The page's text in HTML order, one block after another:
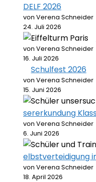
DELF 2026
von Verena Schneider
24. Juli 2026
von Verena Schneider
16. Juli 2026
Schulfest 2026
von Verena Schneider
15. Juni 2026
sererkundung
von Verena Schneider
6. Juni 2026
elbstverteidigung
von Verena Schneider
18. April 2026